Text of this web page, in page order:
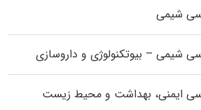
شیمی
شیمی – بیوتکنولوژی و داروسازی
ایمنی، بهداشت و محیط زیست